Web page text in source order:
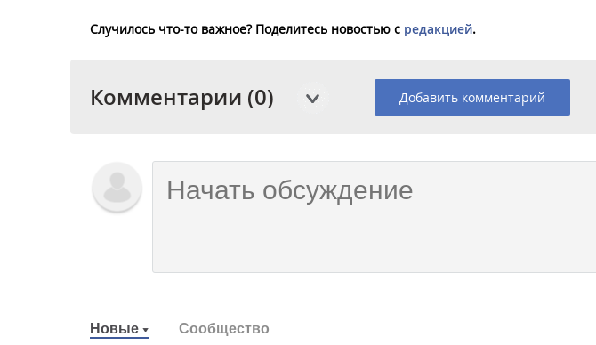
Случилось что-то важное? Поделитесь новостью с редакцией.
Комментарии (0) Добавить комментарий
Новые Сообщество